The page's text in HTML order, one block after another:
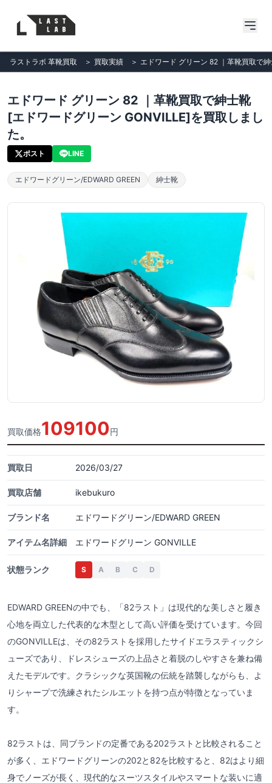
ラストラボ 革靴買取 ＞ 買取実績 ＞ エドワード グリーン 82 ｜革靴買取で
エドワード グリーン 82 ｜革靴買取で紳士靴
[エドワードグリーン GONVILLE]を買取しまし
た。
ポスト LINE
エドワードグリーン/EDWARD GREEN 紳士靴
買取価格109100円
買取日 2026/03/27
買取店舗 ikebukuro
ブランド名 エドワードグリーン/EDWARD GREEN
アイテム名詳細 エドワードグリーン GONVILLE
状態ランク S A B C D
EDWARD GREENの中でも、「82ラスト」は現代的な美しさと履き
心地を両立した代表的な木型として高い評価を受けています。今回
のGONVILLEは、その82ラストを採用したサイドエラスティックシ
ューズであり、ドレスシューズの上品さと着脱のしやすさを兼ね備
えたモデルです。クラシックな英国靴の伝統を踏襲しながらも、よ
りシャープで洗練されたシルエットを持つ点が特徴となっていま
す。
82ラストは、同ブランドの定番である202ラストと比較されること
が多く、エドワードグリーンの202と82を比較すると、82はより細
身でノーズが長く、現代的なスーツスタイルやスマートな装いに適